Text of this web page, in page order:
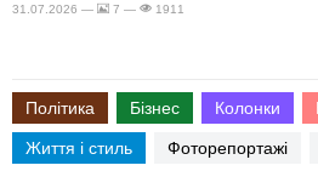
31.07.2026 — 7 — 1911
Політика Бізнес Колонки
Життя і стиль Фоторепортажі